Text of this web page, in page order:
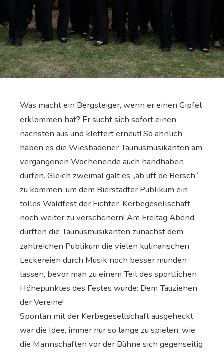
Was macht ein Bergsteiger, wenn er einen Gipfel
erklommen hat? Er sucht sich sofort einen
nächsten aus und klettert erneut! So ähnlich
haben es die Wiesbadener Taunusmusikanten am
vergangenen Wochenende auch handhaben
dürfen. Gleich zweimal galt es „ab uff de Bersch“
zu kommen, um dem Bierstadter Publikum ein
tolles Waldfest der Fichter-Kerbegesellschaft
noch weiter zu verschönern! Am Freitag Abend
durften die Taunusmusikanten zunächst dem
zahlreichen Publikum die vielen kulinarischen
Leckereien durch Musik noch besser munden
lassen, bevor man zu einem Teil des sportlichen
Höhepunktes des Festes wurde: Dem Tauziehen
der Vereine!
Spontan mit der Kerbegesellschaft ausgeheckt
war die Idee, immer nur so lange zu spielen, wie
die Mannschaften vor der Bühne sich gegenseitig